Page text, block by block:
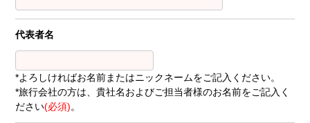
代表者名
*よろしければお名前またはニックネームをご記入ください。
*旅行会社の方は、貴社名およびご担当者様のお名前をご記入く
ださい(必須)。